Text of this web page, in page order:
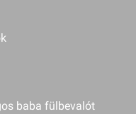
baba fülbevalót